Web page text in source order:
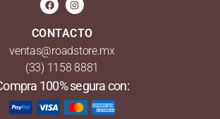
CONTACTO
ventas@roadstore.mx
(33) 1158 8881
100% segura con: